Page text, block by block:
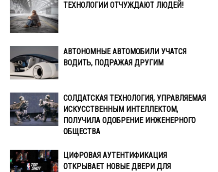
ТЕХНОЛОГИИ ОТЧУЖДАЮТ ЛЮДЕЙ!
АВТОНОМНЫЕ АВТОМОБИЛИ УЧАТСЯ
ВОДИТЬ, ПОДРАЖАЯ ДРУГИМ
СОЛДАТСКАЯ ТЕХНОЛОГИЯ, УПРАВЛЯЕМАЯ
ИСКУССТВЕННЫМ ИНТЕЛЛЕКТОМ,
ПОЛУЧИЛА ОДОБРЕНИЕ ИНЖЕНЕРНОГО
ОБЩЕСТВА
ЦИФРОВАЯ АУТЕНТИФИКАЦИЯ
ОТКРЫВАЕТ НОВЫЕ ДВЕРИ ДЛЯ